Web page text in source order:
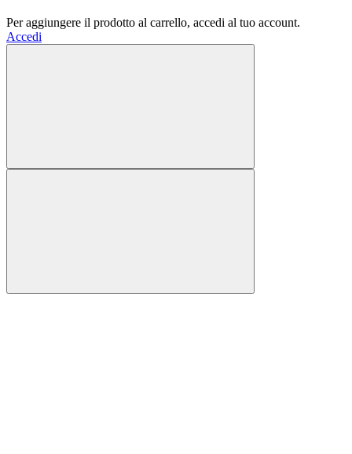
Per aggiungere il prodotto al carrello, accedi al tuo account.
Accedi